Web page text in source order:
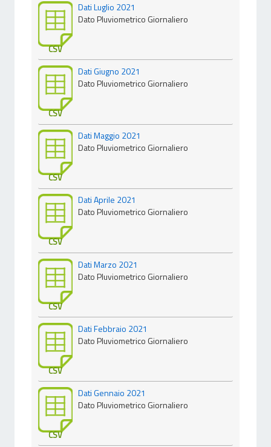
CSV
Dati Luglio 2021
Dato Pluviometrico Giornaliero
CSV
Dati Giugno 2021
Dato Pluviometrico Giornaliero
CSV
Dati Maggio 2021
Dato Pluviometrico Giornaliero
CSV
Dati Aprile 2021
Dato Pluviometrico Giornaliero
CSV
Dati Marzo 2021
Dato Pluviometrico Giornaliero
CSV
Dati Febbraio 2021
Dato Pluviometrico Giornaliero
CSV
Dati Gennaio 2021
Dato Pluviometrico Giornaliero